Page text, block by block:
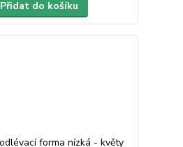
Přidat do košíku